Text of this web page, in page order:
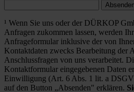
¹ Wenn Sie uns oder der DÜRKOP
Anfragen zukommen lassen, werden
Anfrageformular inklusive der von
Kontaktdaten zwecks Bearbeitung der
Anschlussfragen von uns verarbeitet.
Kontaktformular eingegebenen Daten
Einwilligung (Art. 6 Abs. 1 lit. a
auf den Button „Absenden" erklären.